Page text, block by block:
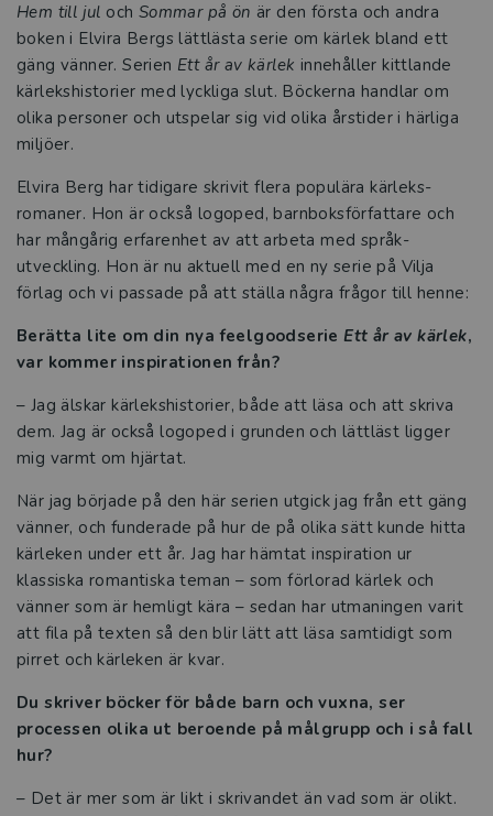
Hem till jul och Sommar på ön är den första och andra
boken i Elvira Bergs lättlästa serie om kärlek bland ett
gäng vänner. Serien Ett år av kärlek innehåller kittlande
kärlekshistorier med lyckliga slut. Böckerna handlar om
olika personer och utspelar sig vid olika årstider i härliga
miljöer.
Elvira Berg har tidigare skrivit flera populära kärleks-
romaner. Hon är också logoped, barnboksförfattare och
har mångårig erfarenhet av att arbeta med språk-
utveckling. Hon är nu aktuell med en ny serie på Vilja
förlag och vi passade på att ställa några frågor till henne:
Berätta lite om din nya feelgoodserie Ett år av kärlek,
var kommer inspirationen från?
– Jag älskar kärlekshistorier, både att läsa och att skriva
dem. Jag är också logoped i grunden och lättläst ligger
mig varmt om hjärtat.
När jag började på den här serien utgick jag från ett gäng
vänner, och funderade på hur de på olika sätt kunde hitta
kärleken under ett år. Jag har hämtat inspiration ur
klassiska romantiska teman – som förlorad kärlek och
vänner som är hemligt kära – sedan har utmaningen varit
att fila på texten så den blir lätt att läsa samtidigt som
pirret och kärleken är kvar.
Du skriver böcker för både barn och vuxna, ser
processen olika ut beroende på målgrupp och i så fall
hur?
– Det är mer som är likt i skrivandet än vad som är olikt.